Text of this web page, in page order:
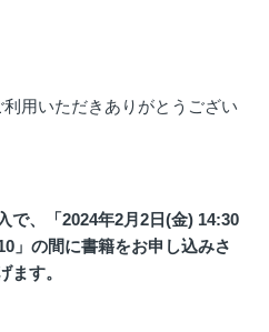
用いただきありがとうござい
で、「2024年2月2日(金) 14:30
」の間に書籍をお申し込みさ
ます。